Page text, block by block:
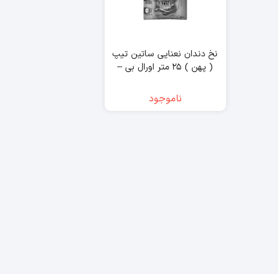
نخ دندان نعنایی ساتین تیپ
( پهن ) ۲۵ متر اورال بی –
ناموجود